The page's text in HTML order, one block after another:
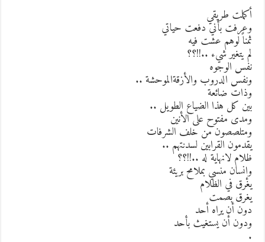
طريقي
بأني دفعت حياتي
لوهم عشت فيه
يتغير شيء ..!!؟؟
الوجوه
الدروب والأزقةالموحشة ..
ضائعة
كل هذا الضياع الطويل ..
مفتوح على الأنين
من خلف الشرفات
القرابين لسدنتهم ..
لانهاية له ..!!؟؟
منسي بملامح بريئة
في الظلام
بصمت
أن يراه أحد
أن يستغيث بأحد